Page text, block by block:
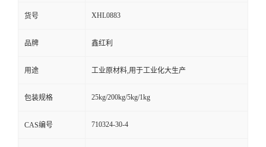
货号 XHL0883
品牌 鑫红利
用途 工业原材料,用于工业化大生产
包装规格 25kg/200kg/5kg/1kg
CAS编号 710324-30-4